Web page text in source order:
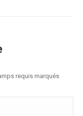
requis marqués